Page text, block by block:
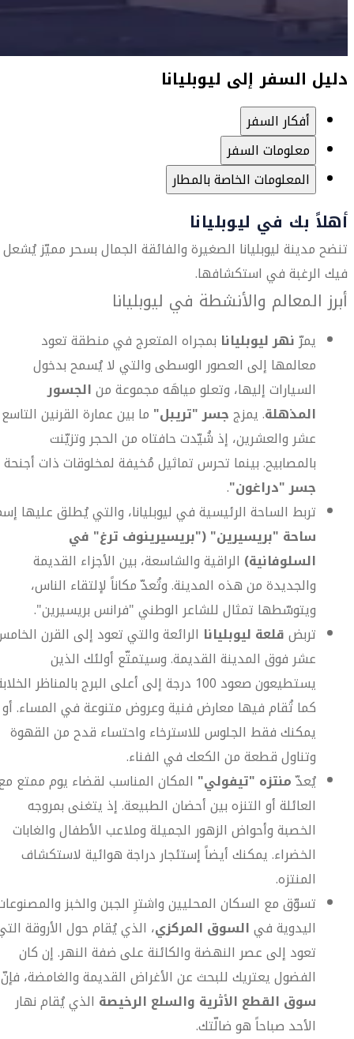
دليل السفر إلى ليوبليانا
أفكار السفر
معلومات السفر
المعلومات الخاصة بالمطار
أهلاً بك في ليوبليانا
تنضح مدينة ليوبليانا الصغيرة والفائقة الجمال بسحر مميّز يُشعل
فيك الرغبة في استكشافها.
أبرز المعالم والأنشطة في ليوبليانا
يمرّنهر ليوبليانا بمجراه المتعرج في منطقة تعود
معالمها إلى العصور الوسطى والتي لا يُسمح بدخول
السيارات إليها، وتعلو مياهَه مجموعة منالجسور
المذهلة. يمزججسر "تريبل" ما بين عمارة القرنين التاسع
عشر والعشرين، إذ شُيّدت حافتاه من الحجر وتزيّنت
بالمصابيح. بينما تحرس تماثيل مُخيفة لمخلوقات ذات أجنحة
جسر "دراغون".
تربط الساحة الرئيسية في ليوبليانا، والتي يُطلق عليها
ساحة "بريسيرين" ("بريسيرينوف ترغ" في
السلوفانية) الراقية والشاسعة، بين الأجزاء القديمة
والجديدة من هذه المدينة. وتُعدّ مكاناً لإلتقاء الناس،
ويتوسّطها تمثال للشاعر الوطني "فرانس بريسيرين".
تربضقلعة ليوبليانا الرائعة والتي تعود إلى القرن
عشر فوق المدينة القديمة. وسيتمتّع أولئك الذين
يستطيعون صعود 100 درجة إلى أعلى البرج بالمناظر
كما تُقام فيها معارض فنية وعروض متنوعة في المساء. أو
يمكنك فقط الجلوس للاسترخاء واحتساء قدح من القهوة
وتناول قطعة من الكعك في الفناء.
يُعدّمنتزه "تيفولي" المكان المناسب لقضاء يوم ممتع
العائلة أو التنزه بين أحضان الطبيعة. إذ يتغنى بمروجه
الخصبة وأحواض الزهور الجميلة وملاعب الأطفال والغابات
الخضراء. يمكنك أيضاً إستئجار دراجة هوائية لاستكشاف
المنتزه.
تسوّق مع السكان المحليين واشترِ الجبن والخبز
اليدوية فيالسوق المركزي، الذي يُقام حول الأروقة
تعود إلى عصر النهضة والكائنة على ضفة النهر. إن كان
الفضول يعتريك للبحث عن الأغراض القديمة والغامضة، فإنّ
سوق القطع الأثرية والسلع الرخيصة الذي يُقام نهار
الأحد صباحاً هو ضالّتك.